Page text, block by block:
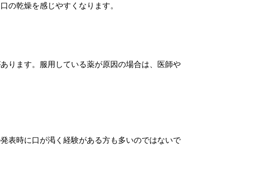
の乾燥を感じやすくなります。
ります。服用している薬が原因の場合は、医師や
表時に口が渇く経験がある方も多いのではないで